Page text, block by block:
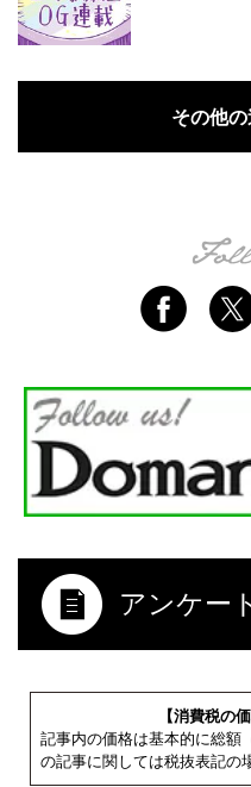
その他
アンケー
【消費税の
記事内の価格は基本的に総額
の記事に関しては税抜表記の